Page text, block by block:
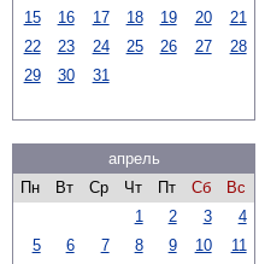
15
16 17 18 19 20
21
22
23 24 25 26 27
28
29
30 31
апрель
Пн
Вт Ср Чт Пт Сб
Вс
1
2 3
4
5
6 7 8 9 10
11